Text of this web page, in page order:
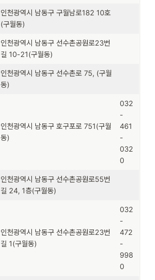
인천광역시 남동구 구월남로182 10호
(구월동)
인천광역시 남동구 선수촌공원로23번
길 10-21(구월동)
인천광역시 남동구 선수촌로 75, (구월
동)
인천광역시 남동구 호구포로 751(구월
동)
032
-
461
-
032
0
인천광역시 남동구 선수촌공원로55번
길 24, 1층(구월동)
인천광역시 남동구 선수촌공원로23번
길 1(구월동)
032
-
472
-
998
0